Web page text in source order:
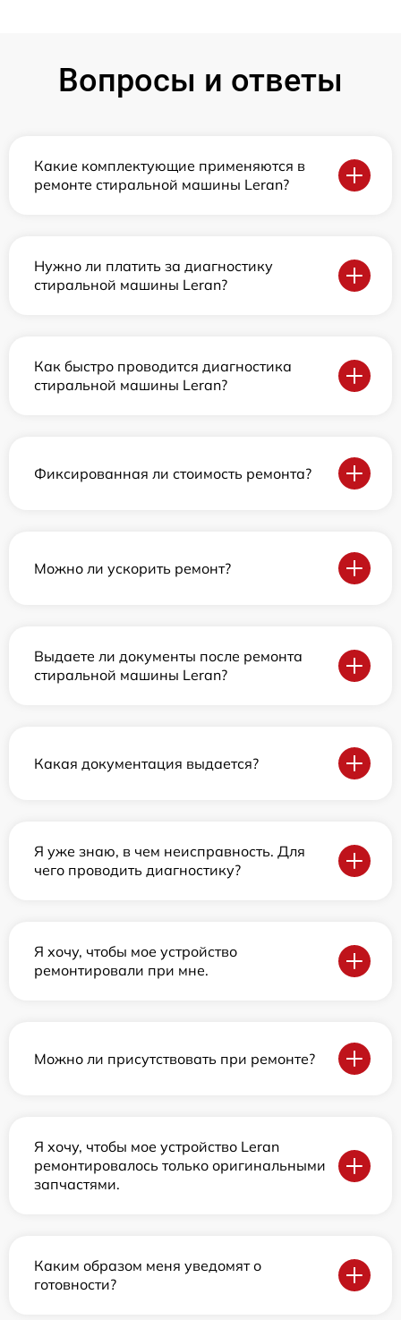
Вопросы и ответы
Какие комплектующие применяются в
ремонте стиральной машины Leran?
Нужно ли платить за диагностику
стиральной машины Leran?
Как быстро проводится диагностика
стиральной машины Leran?
Фиксированная ли стоимость ремонта?
Можно ли ускорить ремонт?
Выдаете ли документы после ремонта
стиральной машины Leran?
Какая документация выдается?
Я уже знаю, в чем неисправность. Для
чего проводить диагностику?
Я хочу, чтобы мое устройство
ремонтировали при мне.
Можно ли присутствовать при ремонте?
Я хочу, чтобы мое устройство Leran
ремонтировалось только оригинальными
запчастями.
Каким образом меня уведомят о
готовности?